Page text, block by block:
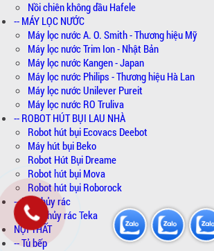
Nồi chiên không dầu Hafele
-- MÁY LỌC NƯỚC
Máy lọc nước A. O. Smith - Thương hiệu Mỹ
Máy lọc nước Trim Ion - Nhật Bản
Máy lọc nước Kangen - Japan
Máy lọc nước Philips - Thương hiệu Hà Lan
Máy lọc nước Unilever Pureit
Máy lọc nước RO Truliva
-- ROBOT HÚT BỤI LAU NHÀ
Robot hút bụi Ecovacs Deebot
Máy hút bụi Beko
Robot Hút Bụi Dreame
Robot hút bụi Mova
Robot hút bụi Roborock
-- Máy hủy rác
Máy hủy rác Teka
NỘI THẤT
-- Tủ bếp